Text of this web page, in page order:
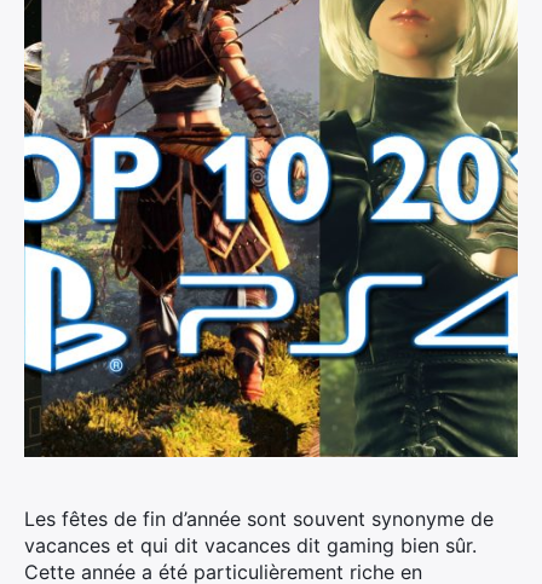
Les fêtes de fin d’année sont souvent synonyme de
vacances et qui dit vacances dit gaming bien sûr.
Cette année a été particulièrement riche en